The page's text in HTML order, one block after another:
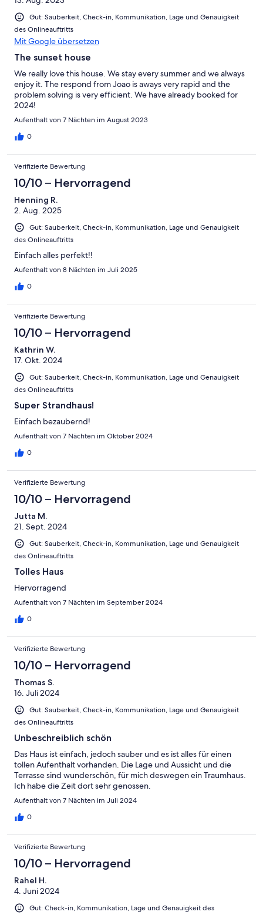
Gut: Sauberkeit, Check-in, Kommunikation, Lage und Genauigkeit
des Onlineauftritts
Mit Google übersetzen
The sunset house
We really love this house. We stay every summer and we always
enjoy it. The respond from Joao is aways very rapid and the
problem solving is very efficient. We have already booked for
2024!
Aufenthalt von 7 Nächten im August 2023
0
Verifizierte Bewertung
10/10 – Hervorragend
Henning R.
2. Aug. 2025
Gut: Sauberkeit, Check-in, Kommunikation, Lage und Genauigkeit
des Onlineauftritts
Einfach alles perfekt!!
Aufenthalt von 8 Nächten im Juli 2025
0
Verifizierte Bewertung
10/10 – Hervorragend
Kathrin W.
17. Okt. 2024
Gut: Sauberkeit, Check-in, Kommunikation, Lage und Genauigkeit
des Onlineauftritts
Super Strandhaus!
Einfach bezaubernd!
Aufenthalt von 7 Nächten im Oktober 2024
0
Verifizierte Bewertung
10/10 – Hervorragend
Jutta M.
21. Sept. 2024
Gut: Sauberkeit, Check-in, Kommunikation, Lage und Genauigkeit
des Onlineauftritts
Tolles Haus
Hervorragend
Aufenthalt von 7 Nächten im September 2024
0
Verifizierte Bewertung
10/10 – Hervorragend
Thomas S.
16. Juli 2024
Gut: Sauberkeit, Check-in, Kommunikation, Lage und Genauigkeit
des Onlineauftritts
Unbeschreiblich schön
Das Haus ist einfach, jedoch sauber und es ist alles für einen
tollen Aufenthalt vorhanden. Die Lage und Aussicht und die
Terrasse sind wunderschön, für mich deswegen ein Traumhaus.
Ich habe die Zeit dort sehr genossen.
Aufenthalt von 7 Nächten im Juli 2024
0
Verifizierte Bewertung
10/10 – Hervorragend
Rahel H.
4. Juni 2024
Gut: Check-in, Kommunikation, Lage und Genauigkeit des